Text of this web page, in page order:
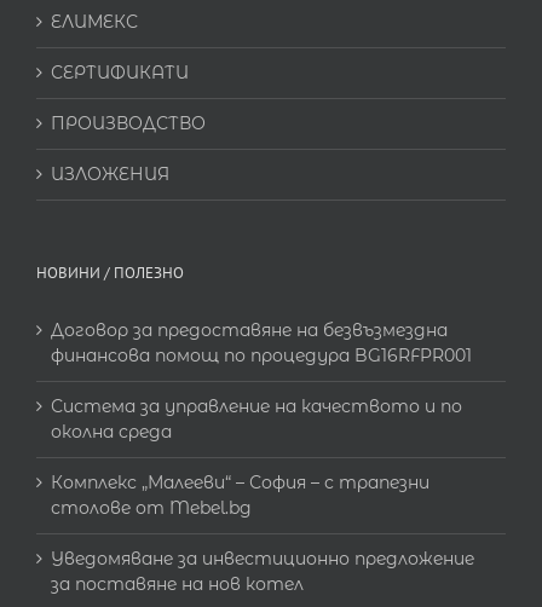
ЕЛИМЕКС
СЕРТИФИКАТИ
ПРОИЗВОДСТВО
ИЗЛОЖЕНИЯ
НОВИНИ / ПОЛЕЗНО
Договор за предоставяне на безвъзмездна
финансова помощ по процедура BG16RFPR001
Система за управление на качеството и по
околна среда
Комплекс „Малееви“ – София – с трапезни
столове от Mebel.bg
Уведомяване за инвестиционно предложение
за поставяне на нов котел